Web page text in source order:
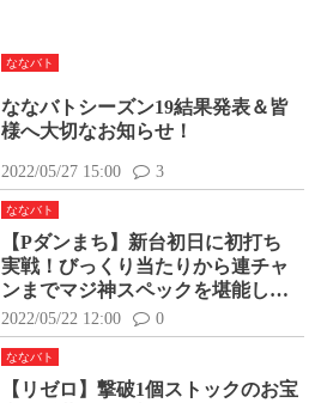
ななバト
ななバトシーズン19結果発表＆皆
様へ大切なお知らせ！
2022/05/27 15:00 3
ななバト
【Pダンまち】新台初日に初打ち
実戦！びっくり当たりから連チャ
ンまでマジ神スペックを堪能して
きました
2022/05/22 12:00 0
ななバト
【リゼロ】撃破1個ストックのお宝